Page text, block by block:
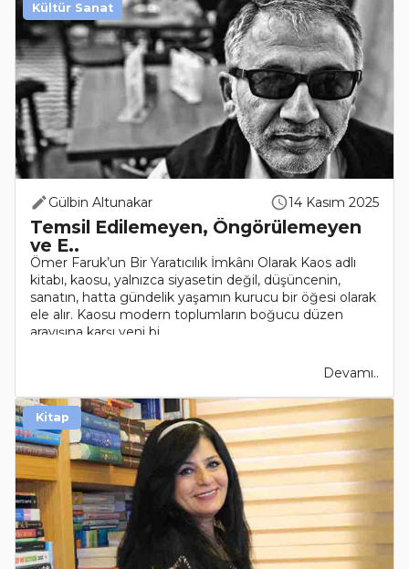
Gülbin Altunakar 14 Kasım 2025
Temsil Edilemeyen, Öngörülemeyen
ve E..
Ömer Faruk’un Bir Yaratıcılık İmkânı Olarak Kaos adlı
kitabı, kaosu, yalnızca siyasetin değil, düşüncenin,
sanatın, hatta gündelik yaşamın kurucu bir öğesi olarak
ele alır. Kaosu modern toplumların boğucu düzen
arayışına karşı yeni bi..
Devamı..
Kültür Sanat
Kitap